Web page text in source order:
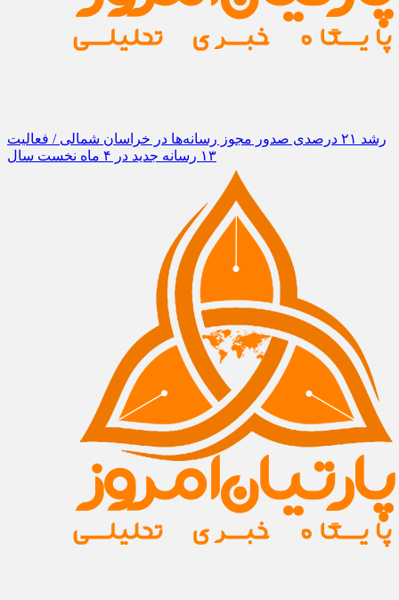
رشد ۲۱ درصدی صدور مجوز رسانه‌ها در خراسان شمالی / فعالیت
۱۳ رسانه جدید در ۴ ماه نخست سال